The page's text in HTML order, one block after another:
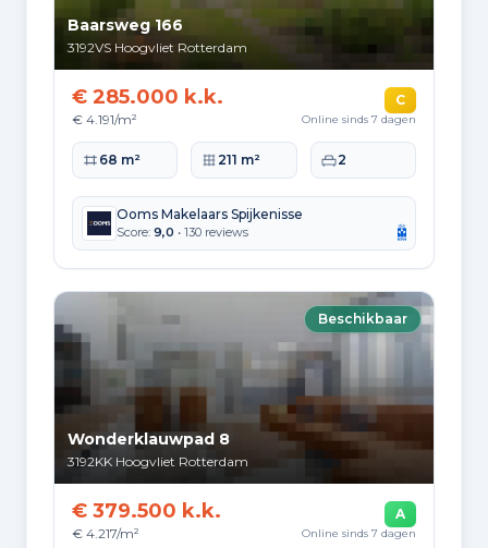
Baarsweg 166
3192VS Hoogvliet Rotterdam
€ 285.000 k.k.
€ 4.191/m²
C
Online sinds 7 dagen
Woonoppervlakte
68 m² Perceeloppervlakte
211 m² Slaapkamers
2
Ooms Makelaars Spijkenisse
Score: 9,0 • 130 reviews
Beschikbaar
Wonderklauwpad 8
3192KK Hoogvliet Rotterdam
€ 379.500 k.k.
€ 4.217/m²
A
Online sinds 7 dagen